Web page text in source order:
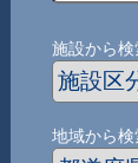
施設から検
地域から検